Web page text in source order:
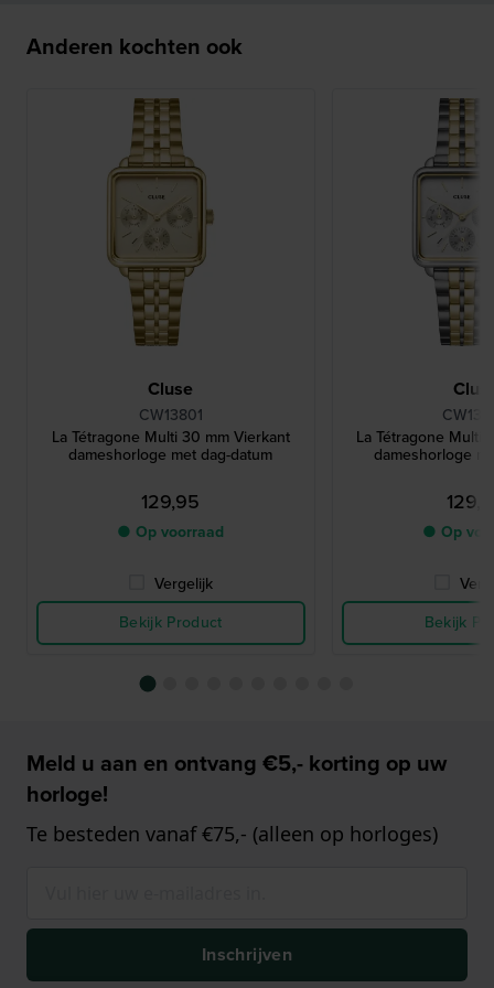
Anderen kochten ook
Cluse
CW13801
La Tétragone Multi 30 mm Vierkant
dameshorloge met dag-datum
129,95
● Op voorraad
Vergelijk
Bekijk Product
La Tétragone Multi
dameshorloge
● Op
Bekijk
Meld u aan en ontvang €5,- korting op uw
horloge!
Te besteden vanaf €75,- (alleen op horloges)
Inschrijven